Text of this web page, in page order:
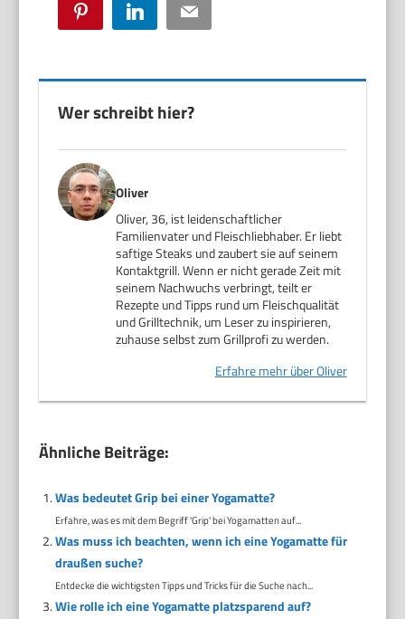
Pinterest LinkedIn Email
Wer schreibt hier?
Oliver
Oliver, 36, ist leidenschaftlicher
Familienvater und Fleischliebhaber. Er liebt
saftige Steaks und zaubert sie auf seinem
Kontaktgrill. Wenn er nicht gerade Zeit mit
seinem Nachwuchs verbringt, teilt er
Rezepte und Tipps rund um Fleischqualität
und Grilltechnik, um Leser zu inspirieren,
zuhause selbst zum Grillprofi zu werden.
Erfahre mehr über Oliver
Ähnliche Beiträge:
Was bedeutet Grip bei einer Yogamatte?
Erfahre, was es mit dem Begriff 'Grip' bei Yogamatten auf...
Was muss ich beachten, wenn ich eine Yogamatte für
draußen suche?
Entdecke die wichtigsten Tipps und Tricks für die Suche nach...
Wie rolle ich eine Yogamatte platzsparend auf?